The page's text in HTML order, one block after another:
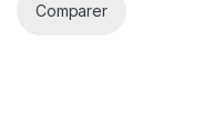
Comparer